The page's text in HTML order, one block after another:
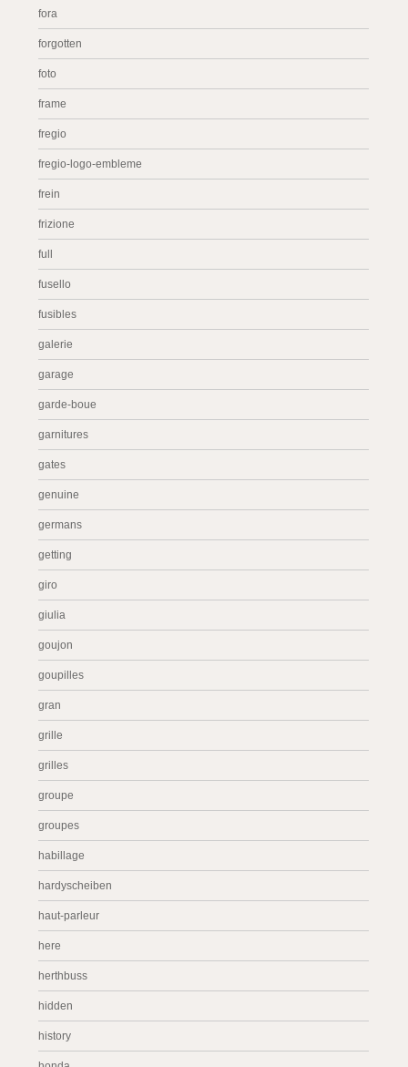
fora
forgotten
foto
frame
fregio
fregio-logo-embleme
frein
frizione
full
fusello
fusibles
galerie
garage
garde-boue
garnitures
gates
genuine
germans
getting
giro
giulia
goujon
goupilles
gran
grille
grilles
groupe
groupes
habillage
hardyscheiben
haut-parleur
here
herthbuss
hidden
history